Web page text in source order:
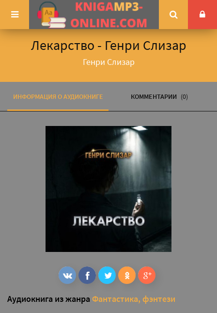
Лекарство - Генри Слизар
Генри Слизар
ИНФОРМАЦИЯ О АУДИОКНИГЕ КОММЕНТАРИИ (0)
Аудиокнига из жанра Фантастика, фэнтези